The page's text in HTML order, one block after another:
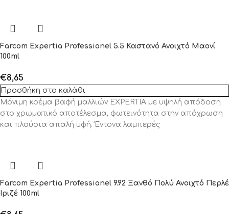
Farcom Expertia Professionel 5.5 Καστανό Ανοιχτό Μαονί
100ml
€8,65
Προσθήκη στο καλάθι
Μόνιμη κρέμα βαφή μαλλιών EXPERTIA με υψηλή απόδοση
στο χρωματικό αποτέλεσμα, φωτεινότητα στην απόχρωση
και πλούσια απαλή υφή. Έντονα λαμπερές
Farcom Expertia Professionel 9.92 Ξανθό Πολύ Ανοιχτό Περλέ
Ιριζέ 100ml